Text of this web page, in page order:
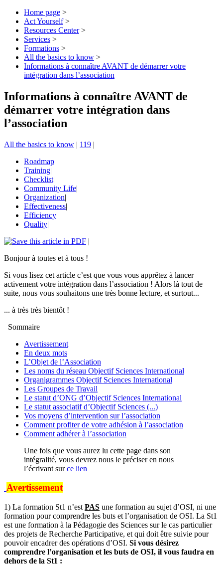
Home page >
Act Yourself >
Resources Center >
Services >
Formations >
All the basics to know >
Informations à connaître AVANT de démarrer votre
intégration dans l’association
Informations à connaître AVANT de
démarrer votre intégration dans
l’association
All the basics to know | 119 |
Roadmap|
Training|
Checklist|
Community Life|
Organization|
Effectiveness|
Efficiency|
Quality|
|
Bonjour à toutes et à tous !
Si vous lisez cet article c’est que vous vous apprêtez à lancer
activement votre intégration dans l’association ! Alors là tout de
suite, nous vous souhaitons une très bonne lecture, et surtout...
... à très très bientôt !
Sommaire
Avertissement
En deux mots
L’Objet de l’Association
Les noms du réseau Objectif Sciences International
Organigrammes Objectif Sciences International
Les Groupes de Travail
Le statut d’ONG d’Objectif Sciences International
Le statut associatif d’Objectif Sciences (...)
Vos moyens d’intervention sur l’association
Comment profiter de votre adhésion à l’association
Comment adhérer à l’association
Une fois que vous aurez lu cette page dans son
intégralité, vous devrez nous le préciser en nous
l’écrivant surce lien
Avertissement
1) La formation St1 n’est PAS une formation au sujet d’OSI, ni une
formation pour comprendre les buts et l’organisation de OSI. La St1
est une formation à la Pédagogie des Sciences sur le cas particulier
des projets de Recherche Participative, et qui doit être suivie pour
pouvoir encadrer des opérations d’OSI. Si vous désirez
comprendre l’organisation et les buts de OSI, il vous faudra en
dehors de la St1 :